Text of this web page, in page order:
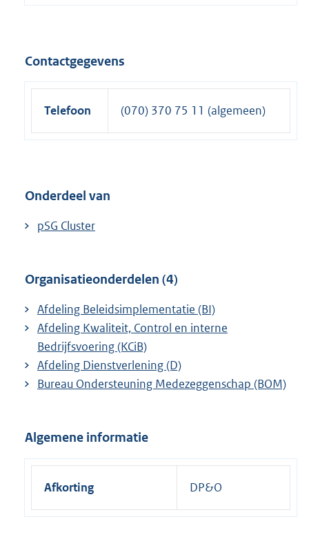
Contactgegevens
Telefoon (070) 370 75 11 (algemeen)
Onderdeel van
pSG Cluster
Organisatieonderdelen (4)
Afdeling Beleidsimplementatie (BI)
Afdeling Kwaliteit, Control en interne
Bedrijfsvoering (KCiB)
Afdeling Dienstverlening (D)
Bureau Ondersteuning Medezeggenschap (BOM)
Algemene informatie
Afkorting DP&O